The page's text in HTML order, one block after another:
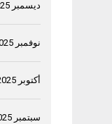
ديسمبر 2025
نوفمبر 2025
أكتوبر 2025
سبتمبر 2025